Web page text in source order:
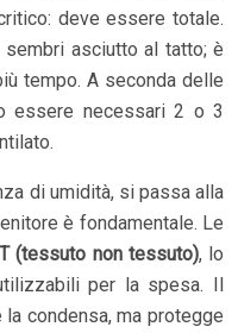
deve essere totale.
asciutto al tatto; è
tempo. A seconda delle
essere necessari 2 o 3
di umidità, si passa alla
è fondamentale. Le
(tessuto non tessuto), lo
per la spesa. Il
condensa, ma protegge